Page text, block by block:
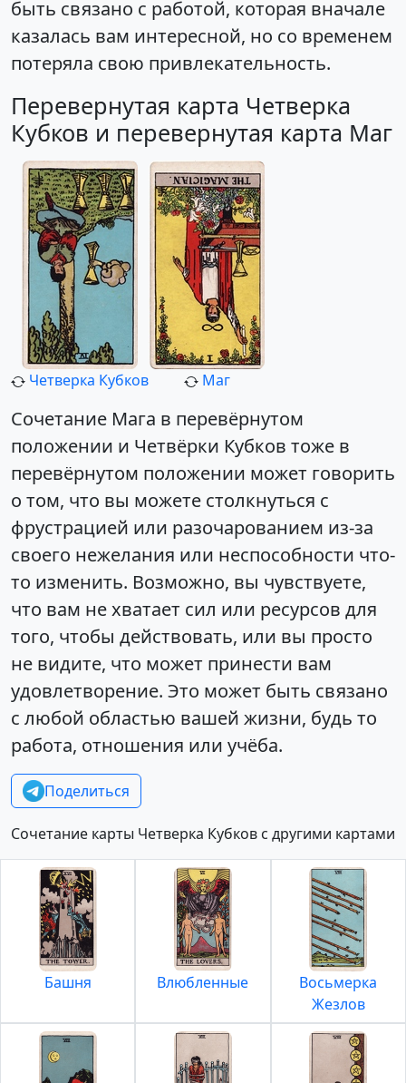
быть связано с работой, которая вначале
казалась вам интересной, но со временем
потеряла свою привлекательность.
Перевернутая карта Четверка
Кубков и перевернутая карта Маг
Четверка Кубков Маг
Сочетание Мага в перевёрнутом
положении и Четвёрки Кубков тоже в
перевёрнутом положении может говорить
о том, что вы можете столкнуться с
фрустрацией или разочарованием из-за
своего нежелания или неспособности что-
то изменить. Возможно, вы чувствуете,
что вам не хватает сил или ресурсов для
того, чтобы действовать, или вы просто
не видите, что может принести вам
удовлетворение. Это может быть связано
с любой областью вашей жизни, будь то
работа, отношения или учёба.
Поделиться
Сочетание карты Четверка Кубков с другими картами
Башня Влюбленные
Восьмерка
Жезлов